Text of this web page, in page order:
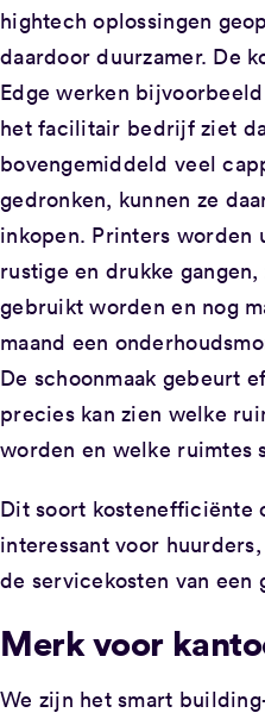
hightech oplossingen
daardoor duurzamer. De
Edge werken
het facilitair bedrijf ziet
bovengemiddeld veel
gedronken, kunnen ze
inkopen. Printers worden
rustige en drukke
gebruikt worden en nog
maand een
De schoonmaak gebeurt
precies kan zien welke
worden en welke ruimtes
Dit soort kostenefficiënte
interessant voor
de servicekosten van een
Merk voor
We zijn het smart